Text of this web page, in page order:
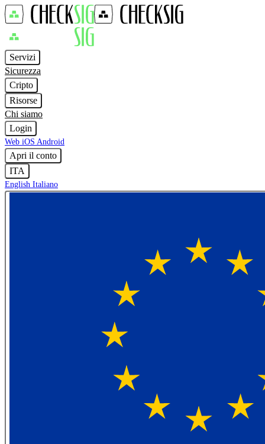
Servizi
Sicurezza
Cripto
Risorse
Chi siamo
Login
Web iOS Android
Apri il conto
ITA
English Italiano